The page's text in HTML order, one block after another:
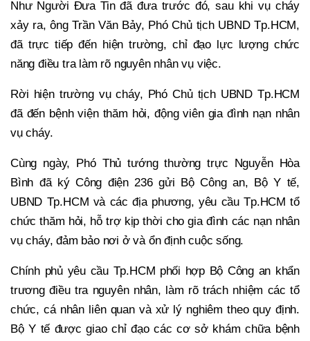
Như Người Đưa Tin đã đưa trước đó, sau khi vụ cháy
xảy ra, ông Trần Văn Bảy, Phó Chủ tịch UBND Tp.HCM,
đã trực tiếp đến hiện trường, chỉ đạo lực lượng chức
năng điều tra làm rõ nguyên nhân vụ việc.
Rời hiện trường vụ cháy, Phó Chủ tịch UBND Tp.HCM
đã đến bệnh viện thăm hỏi, động viên gia đình nạn nhân
vụ cháy.
Cùng ngày, Phó Thủ tướng thường trực Nguyễn Hòa
Bình đã ký Công điện 236 gửi Bộ Công an, Bộ Y tế,
UBND Tp.HCM và các địa phương, yêu cầu Tp.HCM tổ
chức thăm hỏi, hỗ trợ kịp thời cho gia đình các nạn nhân
vụ cháy, đảm bảo nơi ở và ổn định cuộc sống.
Chính phủ yêu cầu Tp.HCM phối hợp Bộ Công an khẩn
trương điều tra nguyên nhân, làm rõ trách nhiệm các tổ
chức, cá nhân liên quan và xử lý nghiêm theo quy định.
Bộ Y tế được giao chỉ đạo các cơ sở khám chữa bệnh